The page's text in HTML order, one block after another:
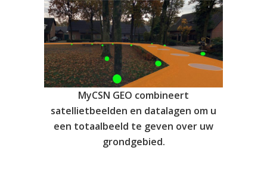
MyCSN GEO combineert
satellietbeelden en datalagen om u
een totaalbeeld te geven over uw
grondgebied.